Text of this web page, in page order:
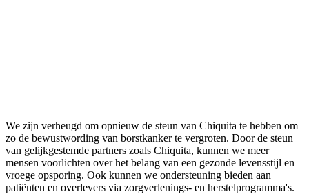
We zijn verheugd om opnieuw de steun van Chiquita te hebben om
zo de bewustwording van borstkanker te vergroten. Door de steun
van gelijkgestemde partners zoals Chiquita, kunnen we meer
mensen voorlichten over het belang van een gezonde levensstijl en
vroege opsporing. Ook kunnen we ondersteuning bieden aan
patiënten en overlevers via zorgverlenings- en herstelprogramma's.